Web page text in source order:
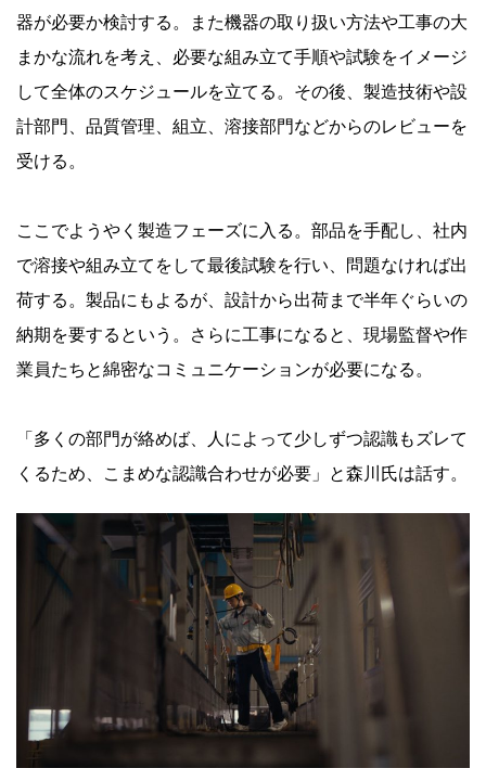
器が必要か検討する。また機器の取り扱い方法や工事の大
まかな流れを考え、必要な組み立て手順や試験をイメージ
して全体のスケジュールを立てる。その後、製造技術や設
計部門、品質管理、組立、溶接部門などからのレビューを
受ける。
ここでようやく製造フェーズに入る。部品を手配し、社内
で溶接や組み立てをして最後試験を行い、問題なければ出
荷する。製品にもよるが、設計から出荷まで半年ぐらいの
納期を要するという。さらに工事になると、現場監督や作
業員たちと綿密なコミュニケーションが必要になる。
「多くの部門が絡めば、人によって少しずつ認識もズレて
くるため、こまめな認識合わせが必要」と森川氏は話す。